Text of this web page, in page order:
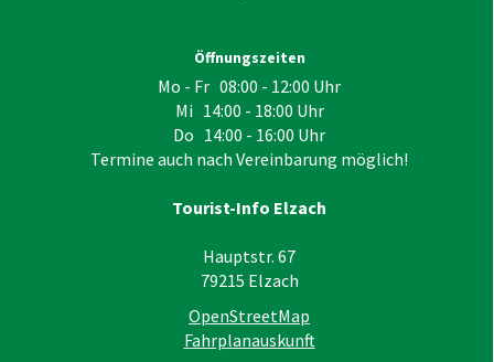
Öffnungszeiten
Mo - Fr 08:00 - 12:00 Uhr
Mi 14:00 - 18:00 Uhr
Do 14:00 - 16:00 Uhr
Termine auch nach Vereinbarung möglich!
Tourist-Info Elzach
Hauptstr. 67
79215 Elzach
OpenStreetMap
Fahrplanauskunft